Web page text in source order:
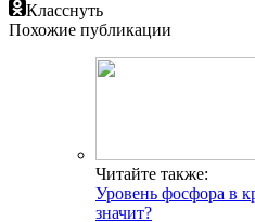
Класснуть
Похожие публикации
Читайте также:
Уровень фосфора в
значит?